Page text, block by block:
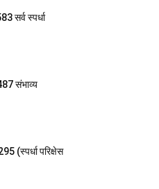
सर्व स्पर्धा
संभाव्य
(स्पर्धा परिक्षेस